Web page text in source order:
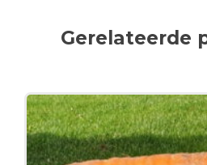
Gerelateerde